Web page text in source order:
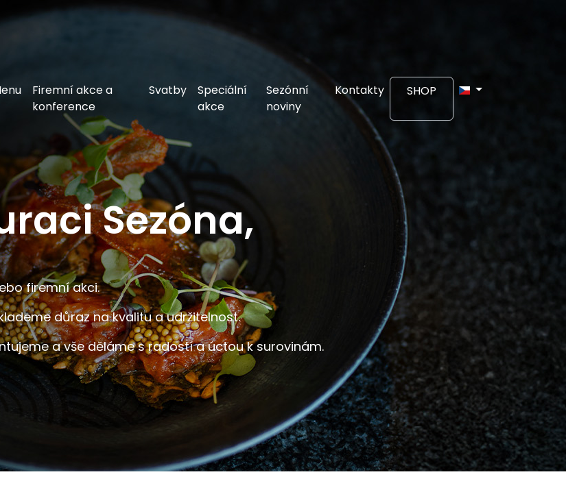
Firemní akce a
konference
Svatby
Speciální
akce
Sezónní
noviny
Kontakty SHOP
Sezóna,
firemní akci.
důraz na kvalitu a udržitelnost.
a vše děláme s radostí a úctou k surovinám.